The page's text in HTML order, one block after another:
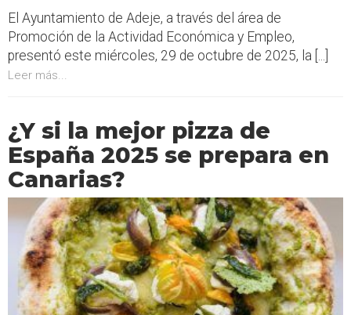
El Ayuntamiento de Adeje, a través del área de
Promoción de la Actividad Económica y Empleo,
presentó este miércoles, 29 de octubre de 2025, la [...]
Leer más...
¿Y si la mejor pizza de
España 2025 se prepara en
Canarias?